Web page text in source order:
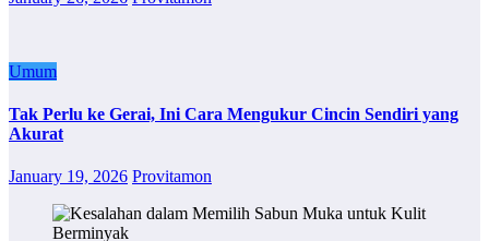
Umum
Tak Perlu ke Gerai, Ini Cara Mengukur Cincin Sendiri yang
Akurat
January 19, 2026 Provitamon